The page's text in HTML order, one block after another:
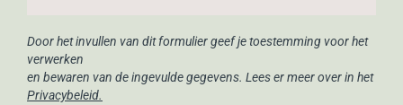
Door het invullen van dit formulier geef je toestemming voor het
verwerken
en bewaren van de ingevulde gegevens. Lees er meer over in het
Privacybeleid.